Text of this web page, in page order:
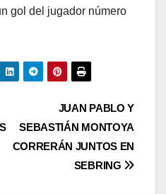
gol del jugador número
JUAN PABLO Y
SEBASTIÁN MONTOYA
CORRERÁN JUNTOS EN
SEBRING